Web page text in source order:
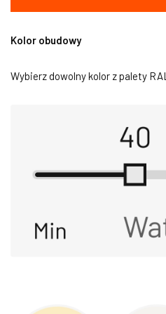
Kolor obudowy
Wybierz dowolny kolor z palety RAL